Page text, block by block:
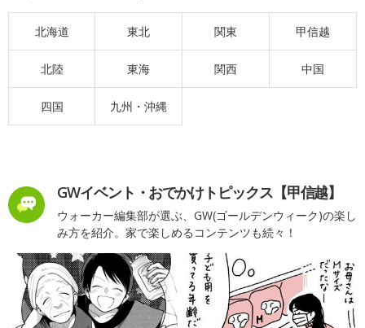
北海道 東北 関東 甲信越
北陸 東海 関西 中国
四国 九州・沖縄
GWイベント・おでかけトピックス【甲信越】
ウォーカー編集部が選ぶ、GW(ゴールデンウィーク)の楽し
み方を紹介。家で楽しめるコンテンツも続々！